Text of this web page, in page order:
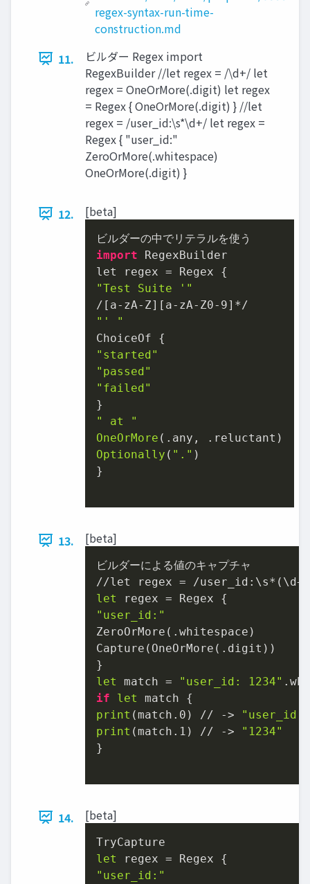
regex-syntax-run-time-
construction.md
11.
ビルダー Regex import
RegexBuilder //let regex = /\d+/ let
regex = OneOrMore(.digit) let regex
= Regex { OneOrMore(.digit) } //let
regex = /user_id:\s*\d+/ let regex =
Regex { "user_id:"
ZeroOrMore(.whitespace)
OneOrMore(.digit) }
12. [beta]
import RegexBuilder
"Test Suite '"
/[a-zA-Z][a-zA-Z0-9
"' "
"started"
"passed"
"failed"
" at "
OneOrMore
Optionally ( "." )
}
13. [beta]
ビルダーによる値のキャプチャ
let
"user_id:"
ZeroOrMore(.whitespace)
Capture(OneOrMore(.digit))
let
match =
"user_id: 1234"
if
let
print (match.0) // ->
"user_id:
print (match.1) // ->
"1234"
}
14. [beta]
let
"user_id:"